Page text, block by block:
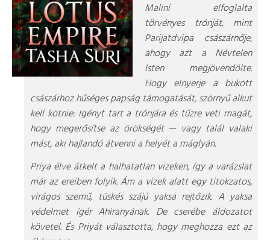
Malini elfoglalta
törvényes trónját, mint
Parijatdvipa császárnője,
ahogy azt a Névtelen
Isten megjövendölte.
Hogy elnyerje a bukott
császárhoz hűséges papság támogatását, szörnyű alkut
kell kötnie: Igényt tart a trónjára és tűzre veti magát,
hogy megerősítse az örökségét — vagy talál valaki
mást, aki hajlandó átvenni a helyét a máglyán.
Priya élve átkelt a halhatatlan vizeken, így a varázslat
már az ereiben folyik. Ám a vizek alatt egy titokzatos,
virágos szemű, tüskés szájú yaksa rejtőzik. A yaksa
védelmet ígér Ahiranyának. De cserébe áldozatot
követel. És Priyát választotta, hogy meghozza ezt az